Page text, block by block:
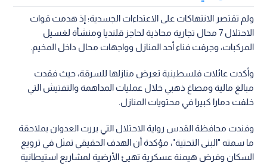
ولم تقتصر الانتهاكات على الاعتداءات الجسدية؛ إذ هدمت قوات
الاحتلال 7 محال تجارية محاذية لحاجز قلنديا ومنشأة لغسيل
المركبات، وجرفت فناء أحد المنازل وواجهات محال داخل المخيم.
وأكدت عائلات فلسطينية تعرض منازلها للسرقة، حيث فقدت
مبالغ مالية ومصاغ ذهبي خلال عمليات المداهمة والتفتيش التي
خلفت دمارا كبيرا في محتويات المنازل.
وفندت محافظة القدس رواية الاحتلال التي بررت العدوان بملاحقة
ما سمته "البنى التحتية"، مؤكدة أن الهدف الحقيقي تمثل في ترويع
السكان وفرض هيمنة عسكرية تهيئ الأرضية لمشاريع استيطانية